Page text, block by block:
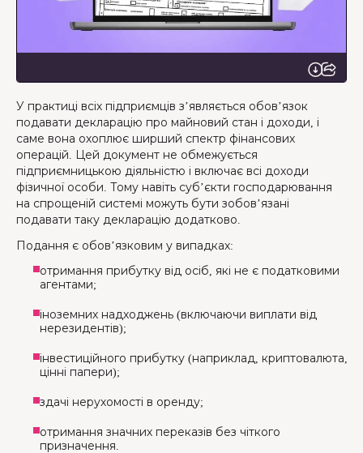
У практиці всіх підприємців з’являється обов’язок
подавати декларацію про майновий стан і доходи, і
саме вона охоплює ширший спектр фінансових
операцій. Цей документ не обмежується
підприємницькою діяльністю і включає всі доходи
фізичної особи. Тому навіть суб’єкти господарювання
на спрощеній системі можуть бути зобов’язані
подавати таку декларацію додатково.
Подання є обов’язковим у випадках:
отримання прибутку від осіб, які не є податковими
агентами;
іноземних надходжень (включаючи виплати від
нерезидентів);
інвестиційного прибутку (наприклад, криптовалюта,
цінні папери);
здачі нерухомості в оренду;
отримання значних переказів без чіткого
призначення.